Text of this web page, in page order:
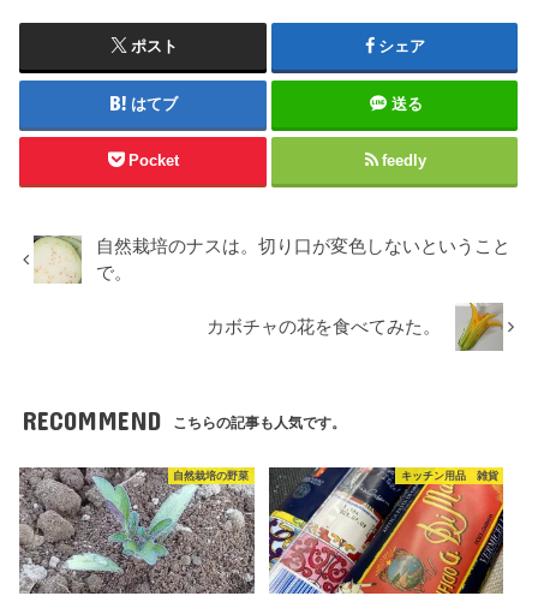
ポスト シェア
はてブ 送る
Pocket feedly
自然栽培のナスは。切り口が変色しないということ
で。
カボチャの花を食べてみた。
RECOMMEND こちらの記事も人気です。
自然栽培の野菜 キッチン用品 雑貨